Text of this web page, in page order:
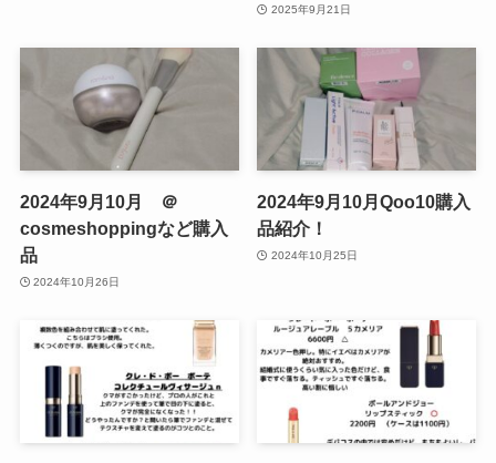
2025年9月21日
2024年9月10月 ＠
cosmeshoppingなど購入
品
2024年10月26日
2024年9月10月Qoo10購入
品紹介！
2024年10月25日